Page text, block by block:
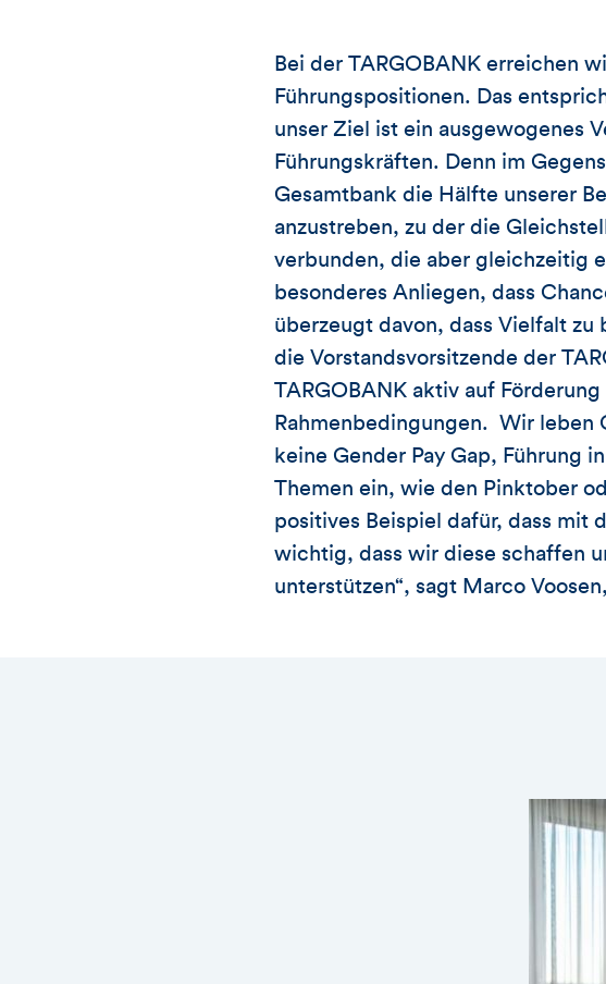
Bei der TARGOBANK erreichen
Führungspositionen. Das
unser Ziel ist ein ausgewogenes
Führungskräften. Denn im
Gesamtbank die Hälfte unserer
anzustreben, zu der die
verbunden, die aber gleichzeitig
besonderes Anliegen, dass
überzeugt davon, dass Vielfalt zu
die Vorstandsvorsitzende der
TARGOBANK aktiv auf
Rahmenbedingungen. Wir leben
keine Gender Pay Gap, Führung
Themen ein, wie den Pinktober
positives Beispiel dafür, dass mit
wichtig, dass wir diese schaffen
unterstützen“, sagt Marco